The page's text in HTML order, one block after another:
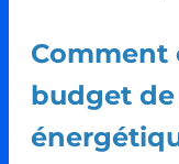
Comment
budget